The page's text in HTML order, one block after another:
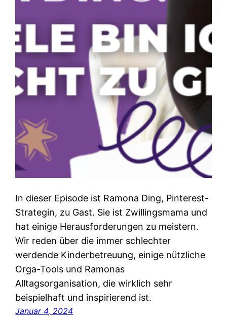
In dieser Episode ist Ramona Ding, Pinterest-
Strategin, zu Gast. Sie ist Zwillingsmama und
hat einige Herausforderungen zu meistern.
Wir reden über die immer schlechter
werdende Kinderbetreuung, einige nützliche
Orga-Tools und Ramonas
Alltagsorganisation, die wirklich sehr
beispielhaft und inspirierend ist.
Januar 4, 2024